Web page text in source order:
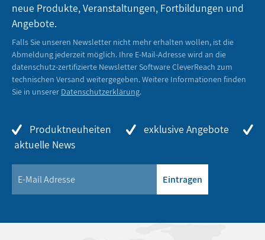
neue Produkte, Veranstaltungen, Fortbildungen und
Angebote.
Falls Sie unseren Newsletter nicht mehr erhalten wollen, ist die
Abmeldung jederzeit möglich. Ihre E-Mail-Adresse wird an die
datenschutz-zertifizierte Newsletter Software CleverReach zum
technischen Versand weitergegeben. Weitere Informationen finden
Sie in unserer Datenschutzerklärung.
Produktneuheiten
exklusive Angebote
aktuelle News
Eintragen